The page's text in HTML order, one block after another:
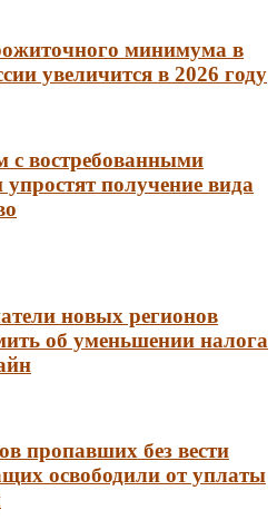
минимума в
увеличится в 2026 году
с востребованными
получение вида
новых регионов
об уменьшении налога
пропавших без вести
освободили от уплаты